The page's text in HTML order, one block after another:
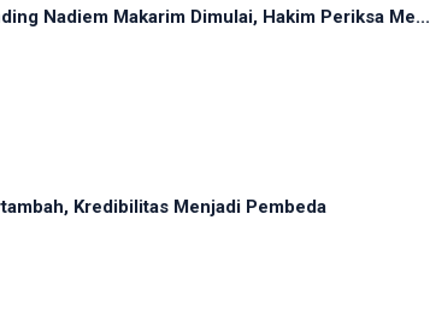
Nadiem Makarim Dimulai, Hakim Periksa Me...
Kredibilitas Menjadi Pembeda